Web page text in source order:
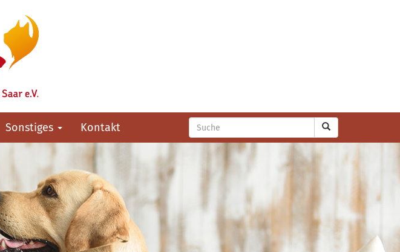
Sonstiges Kontakt